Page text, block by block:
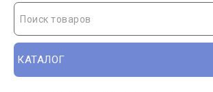
Поиск товаров
КАТАЛОГ